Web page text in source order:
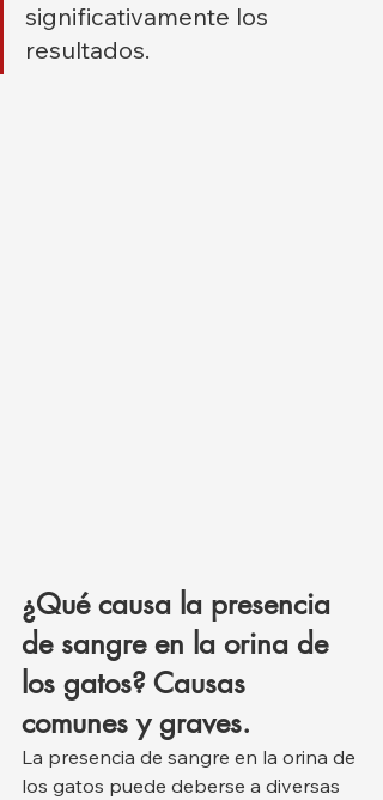
significativamente los
resultados.
¿Qué causa la presencia
de sangre en la orina de
los gatos? Causas
comunes y graves.
La presencia de sangre en la orina de
los gatos puede deberse a diversas